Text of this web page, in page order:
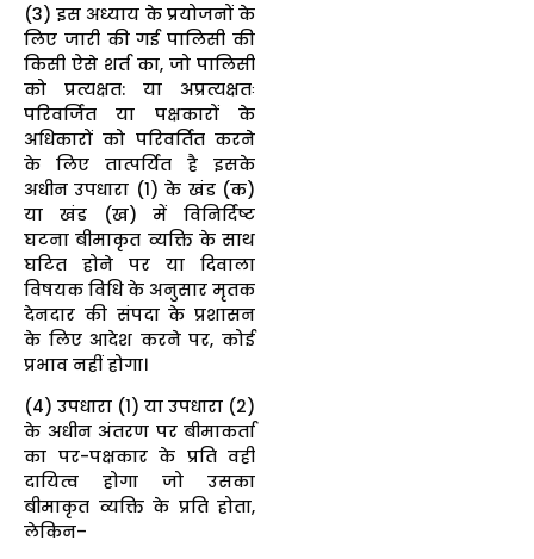
(3) इस अध्याय के प्रयोजनों के
लिए जारी की गई पालिसी की
किसी ऐसे शर्त का, जो पालिसी
को प्रत्यक्षत: या अप्रत्यक्षतः
परिवर्जित या पक्षकारों के
अधिकारों को परिवर्तित करने
के लिए तात्पर्यित है इसके
अधीन उपधारा (1) के खंड (क)
या खंड (ख) में विनिर्दिष्ट
घटना बीमाकृत व्यक्ति के साथ
घटित होने पर या दिवाला
विषयक विधि के अनुसार मृतक
देनदार की संपदा के प्रशासन
के लिए आदेश करने पर, कोई
प्रभाव नहीं होगा।
(4) उपधारा (1) या उपधारा (2)
के अधीन अंतरण पर बीमाकर्ता
का पर-पक्षकार के प्रति वही
दायित्व होगा जो उसका
बीमाकृत व्यक्ति के प्रति होता,
लेकिन–